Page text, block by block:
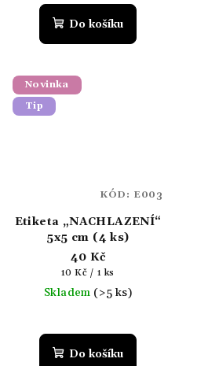
Do košíku
Novinka
Tip
Etiketa „NACHLAZENÍ“
5x5 cm (4 ks)
40 Kč
Měrná
cena:
10 Kč / 1 ks
Skladem (>5 ks)
Do košíku
KÓD: E003